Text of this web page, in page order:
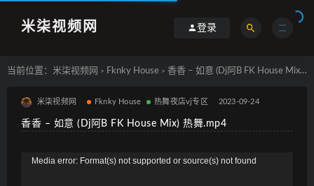
米柒视频网 登录
当前位置： 米柒视频网 > Fknky House > 香香 – 如意 (Dj阿B FK House Mix) 热舞.mp4
米柒视频网 Fknky House 热舞夜店vj专区 2023-09-24
香香 – 如意 (Dj阿B FK House Mix) 热舞.mp4
Media error: Format(s) not supported or source(s) not found